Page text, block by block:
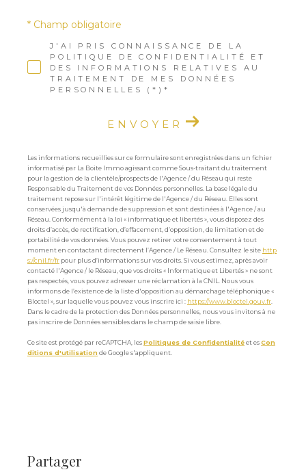
J'AI PRIS CONNAISSANCE DE LA
POLITIQUE DE CONFIDENTIALITÉ ET
DES INFORMATIONS RELATIVES AU
TRAITEMENT DE MES DONNÉES
PERSONNELLES (*)*
* Champ obligatoire
ENVOYER
Les informations recueillies sur ce formulaire sont enregistrées dans un fichier
informatisé par La Boite Immo agissant comme Sous-traitant du traitement
pour la gestion de la clientèle/prospects de l'Agence / du Réseau qui reste
Responsable du Traitement de vos Données personnelles. La base légale du
traitement repose sur l'intérêt légitime de l'Agence / du Réseau. Elles sont
conservées jusqu'à demande de suppression et sont destinées à l'Agence / au
Réseau. Conformément à la loi « informatique et libertés », vous disposez des
droits d’accès, de rectification, d’effacement, d’opposition, de limitation et de
portabilité de vos données. Vous pouvez retirer votre consentement à tout
moment en contactant directement l’Agence / Le Réseau. Consultez le site http
s://cnil.fr/fr pour plus d’informations sur vos droits. Si vous estimez, après avoir
contacté l'Agence / le Réseau, que vos droits « Informatique et Libertés » ne sont
pas respectés, vous pouvez adresser une réclamation à la CNIL. Nous vous
informons de l’existence de la liste d'opposition au démarchage téléphonique «
Bloctel », sur laquelle vous pouvez vous inscrire ici : https://www.bloctel.gouv.fr
Dans le cadre de la protection des Données personnelles, nous vous invitons à ne
pas inscrire de Données sensibles dans le champ de saisie libre.
Ce site est protégé par reCAPTCHA, lesPolitiques de Confidentialitéet esCon
ditions d'utilisation de Google s'appliquent.
partager